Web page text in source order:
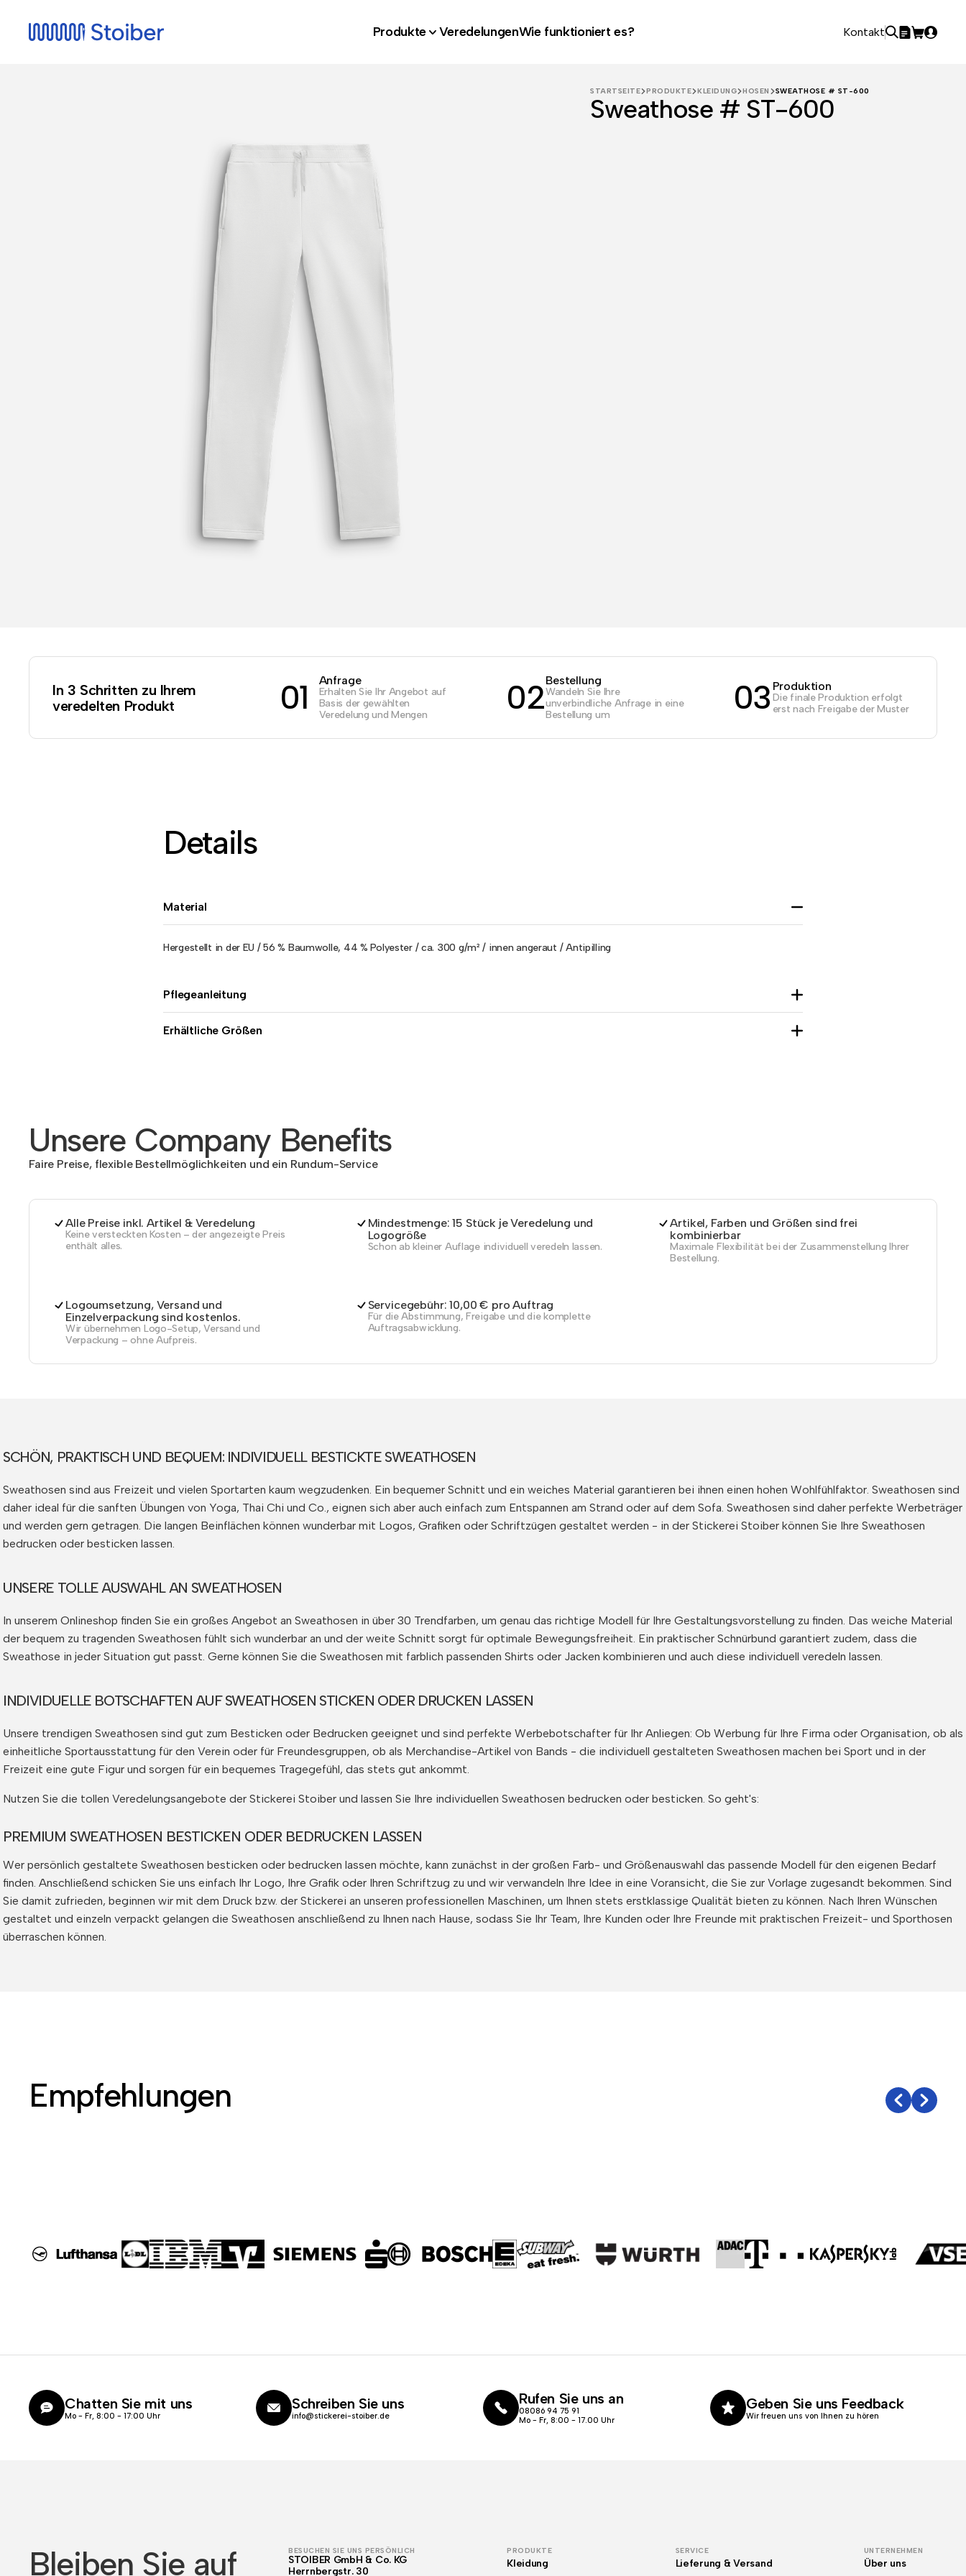
Produkte VeredelungenWie funktioniert es? Kontakt
STARTSEITE PRODUKTE KLEIDUNG HOSEN SWEATHOSE # ST-600
Sweathose # ST-600
In 3 Schritten zu Ihrem
veredelten Produkt
01 Anfrage
Erhalten Sie Ihr Angebot auf
Basis der gewählten
Veredelung und Mengen
02Bestellung
Wandeln Sie Ihre
unverbindliche Anfrage in eine
Bestellung um
03 Produktion
Die finale Produktion erfolgt
erst nach Freigabe der Muster
Details
Material
Hergestellt in der EU / 56 % Baumwolle, 44 % Polyester / ca. 300 g/m² / innen angeraut / Antipilling
Pflegeanleitung
Erhältliche Größen
Unsere Company Benefits
Faire Preise, flexible Bestellmöglichkeiten und ein Rundum-Service
Alle Preise inkl. Artikel & Veredelung
Keine versteckten Kosten – der angezeigte Preis
enthält alles.
Mindestmenge: 15 Stück je Veredelung und
Logogröße
Schon ab kleiner Auflage individuell veredeln lassen.
Artikel, Farben und Größen sind frei
kombinierbar
Maximale Flexibilität bei der Zusammenstellung Ihrer
Bestellung.
Logoumsetzung, Versand und
Einzelverpackung sind kostenlos.
Wir übernehmen Logo-Setup, Versand und
Verpackung – ohne Aufpreis.
Servicegebühr: 10,00 € pro Auftrag
Für die Abstimmung, Freigabe und die komplette
Auftragsabwicklung.
SCHÖN, PRAKTISCH UND BEQUEM: INDIVIDUELL BESTICKTE SWEATHOSEN
Sweathosen sind aus Freizeit und vielen Sportarten kaum wegzudenken. Ein bequemer Schnitt und ein weiches Material garantieren bei ihnen einen hohen Wohlfühlfaktor. Sweathosen sind
daher ideal für die sanften Übungen von Yoga, Thai Chi und Co., eignen sich aber auch einfach zum Entspannen am Strand oder auf dem Sofa. Sweathosen sind daher perfekte Werbeträger
und werden gern getragen. Die langen Beinflächen können wunderbar mit Logos, Grafiken oder Schriftzügen gestaltet werden - in der Stickerei Stoiber können Sie Ihre Sweathosen
bedrucken oder besticken lassen.
UNSERE TOLLE AUSWAHL AN SWEATHOSEN
In unserem Onlineshop finden Sie ein großes Angebot an Sweathosen in über 30 Trendfarben, um genau das richtige Modell für Ihre Gestaltungsvorstellung zu finden. Das weiche Material
der bequem zu tragenden Sweathosen fühlt sich wunderbar an und der weite Schnitt sorgt für optimale Bewegungsfreiheit. Ein praktischer Schnürbund garantiert zudem, dass die
Sweathose in jeder Situation gut passt. Gerne können Sie die Sweathosen mit farblich passenden Shirts oder Jacken kombinieren und auch diese individuell veredeln lassen.
INDIVIDUELLE BOTSCHAFTEN AUF SWEATHOSEN STICKEN ODER DRUCKEN LASSEN
Unsere trendigen Sweathosen sind gut zum Besticken oder Bedrucken geeignet und sind perfekte Werbebotschafter für Ihr Anliegen: Ob Werbung für Ihre Firma oder Organisation, ob als
einheitliche Sportausstattung für den Verein oder für Freundesgruppen, ob als Merchandise-Artikel von Bands - die individuell gestalteten Sweathosen machen bei Sport und in der
Freizeit eine gute Figur und sorgen für ein bequemes Tragegefühl, das stets gut ankommt.
Nutzen Sie die tollen Veredelungsangebote der Stickerei Stoiber und lassen Sie Ihre individuellen Sweathosen bedrucken oder besticken. So geht's:
PREMIUM SWEATHOSEN BESTICKEN ODER BEDRUCKEN LASSEN
Wer persönlich gestaltete Sweathosen besticken oder bedrucken lassen möchte, kann zunächst in der großen Farb- und Größenauswahl das passende Modell für den eigenen Bedarf
finden. Anschließend schicken Sie uns einfach Ihr Logo, Ihre Grafik oder Ihren Schriftzug zu und wir verwandeln Ihre Idee in eine Voransicht, die Sie zur Vorlage zugesandt bekommen. Sind
Sie damit zufrieden, beginnen wir mit dem Druck bzw. der Stickerei an unseren professionellen Maschinen, um Ihnen stets erstklassige Qualität bieten zu können. Nach Ihren Wünschen
gestaltet und einzeln verpackt gelangen die Sweathosen anschließend zu Ihnen nach Hause, sodass Sie Ihr Team, Ihre Kunden oder Ihre Freunde mit praktischen Freizeit- und Sporthosen
überraschen können.
Empfehlungen
Chatten Sie mit uns
Mo - Fr, 8:00 - 17:00 Uhr
Schreiben Sie uns
info@stickerei-stoiber.de
Rufen Sie uns an
08086 94 75 91
Mo - Fr, 8:00 - 17.00 Uhr
Geben Sie uns Feedback
Wir freuen uns von Ihnen zu hören
Bleiben Sie auf BESUCHEN SIE UNS PERSÖNLICH
STOIBER GmbH & Co. KG
Herrnbergstr. 30
PRODUKTE
Kleidung
SERVICE
Lieferung & Versand
UNTERNEHMEN
Über uns